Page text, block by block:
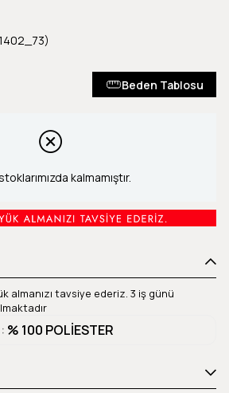
Beden Tablosu
kalmamıştır.
almanızı tavsiye ederiz. 3 iş günü
% 100 POLİESTER